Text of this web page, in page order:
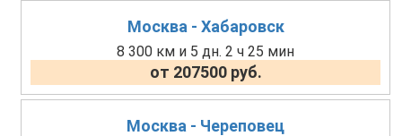
Москва - Хабаровск
8 300 км и 5 дн. 2 ч 25 мин
от 207500 руб.
Москва - Череповец